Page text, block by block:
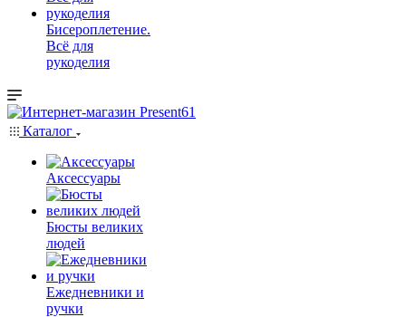
Бисероплетение.
Всё для
рукоделия
Каталог
Аксессуары
Бюсты великих
людей
Ежедневники и
ручки